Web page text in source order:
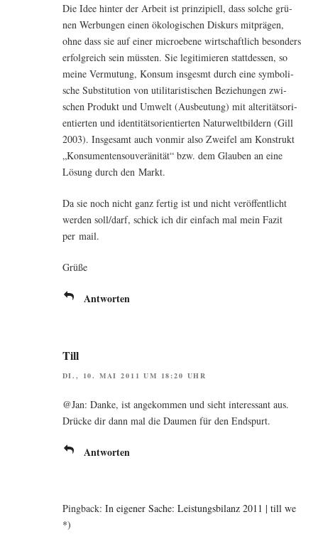
Die Idee hin­ter der Arbeit ist prin­zi­pi­ell, dass sol­che grü­
nen Wer­bun­gen einen öko­lo­gi­schen Dis­kurs mit­prä­gen,
ohne dass sie auf einer microe­be­ne wirt­schaft­lich beson­ders
erfolg­reich sein müss­ten. Sie legi­ti­mie­ren statt­des­sen, so
mei­ne Ver­mu­tung, Kon­sum ins­ges­mt durch eine sym­bo­li­
sche Sub­sti­tu­ti­on von uti­li­ta­ris­ti­schen Bezie­hun­gen zwi­
schen Pro­dukt und Umwelt (Aus­beu­tung) mit alteri­täts­ori­
en­tier­ten und iden­ti­täts­ori­en­tier­ten Natur­welt­bil­dern (Gill
2003). Ins­ge­samt auch von­mir also Zwei­fel am Kon­strukt
„Kon­su­men­ten­sou­ve­rä­ni­tät“ bzw. dem Glau­ben an eine
Lösung durch den Markt.
Da sie noch nicht ganz fer­tig ist und nicht ver­öf­fent­licht
wer­den soll/darf, schick ich dir ein­fach mal mein Fazit
per mail.
Grü­ße
Antworten
Till
DI., 10. MAI 2011 UM 18:20 UHR
@Jan: Dan­ke, ist ange­kom­men und sieht inter­es­sant aus.
Drü­cke dir dann mal die Dau­men für den Endspurt.
Antworten
Pingback: In eigener Sache: Leistungsbilanz 2011 | till we
*)